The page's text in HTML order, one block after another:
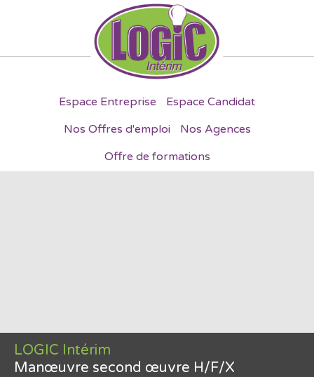
Espace Entreprise
Espace Candidat
Nos Offres d'emploi
Nos Agences
Offre de formations
LOGIC Intérim
Manœuvre second œuvre H/F/X